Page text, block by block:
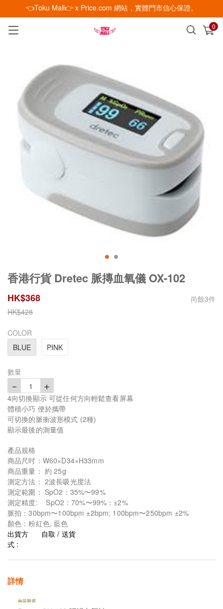
👈Toku Mall👉 x Price.com 網站，實體門市信心保證。
0
已加入購物車 查看
香港行貨 Dretec 脈摶血氧儀 OX-102
HK$368 尚餘3件
HK$428
COLOR
BLUE
PINK
數量
－ 1 ＋
4向切換顯示 可從任何方向輕鬆查看屏幕
體積小巧 便於攜帶
可切換的脈衝波形模式 (2種)
顯示最後的測量值
產品規格
商品尺吋：W60×D34×H33mm
商品重量： 約 25g
測定方法： 2波長吸光度法
測定範圍： SpO2：35%〜99%
測定精度: SpO2：70%〜99%：±2%
脈拍：30bpm〜100bpm ±2bpm; 100bpm〜250bpm ±2%
顏色：粉紅色, 藍色
出貨方
式 :
自取 / 送貨
詳情